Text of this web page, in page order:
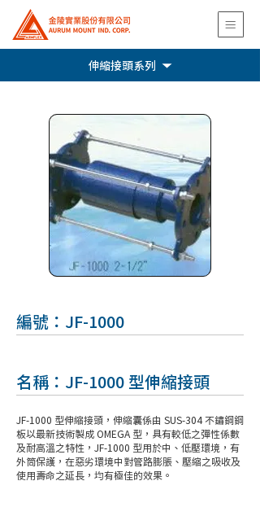
伸縮接頭系列
編號：JF-1000
名稱：JF-1000 型伸縮接頭
JF-1000 型伸縮接頭，伸縮囊係由 SUS-304 不鏽鋼鋼
板以最新技術製成 OMEGA 型，具有較低之彈性係數
及耐高溫之特性，JF-1000 型用於中、低壓環境，有
外筒保護，在惡劣環境中對管路膨脹、壓縮之吸收及
使用壽命之延長，均有極佳的效果。